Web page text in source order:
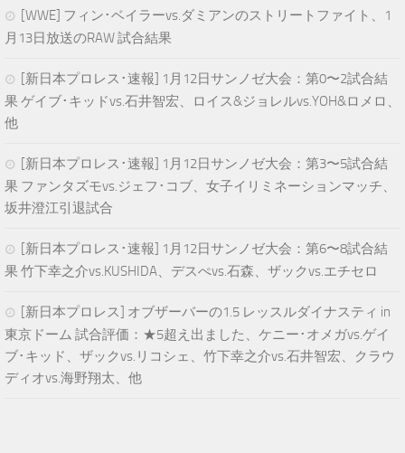
[WWE] フィン･ベイラーvs.ダミアンのストリートファイト、1
月13日放送のRAW 試合結果
[新日本プロレス･速報] 1月12日サンノゼ大会：第0〜2試合結
果 ゲイブ･キッドvs.石井智宏、ロイス&ジョレルvs.YOH&ロメロ、
他
[新日本プロレス･速報] 1月12日サンノゼ大会：第3〜5試合結
果 ファンタズモvs.ジェフ･コブ、女子イリミネーションマッチ、
坂井澄江引退試合
[新日本プロレス･速報] 1月12日サンノゼ大会：第6〜8試合結
果 竹下幸之介vs.KUSHIDA、デスぺvs.石森、ザックvs.エチセロ
[新日本プロレス] オブザーバーの1.5 レッスルダイナスティ in
東京ドーム 試合評価：★5超え出ました、ケニー･オメガvs.ゲイ
ブ･キッド、ザックvs.リコシェ、竹下幸之介vs.石井智宏、クラウ
ディオvs.海野翔太、他